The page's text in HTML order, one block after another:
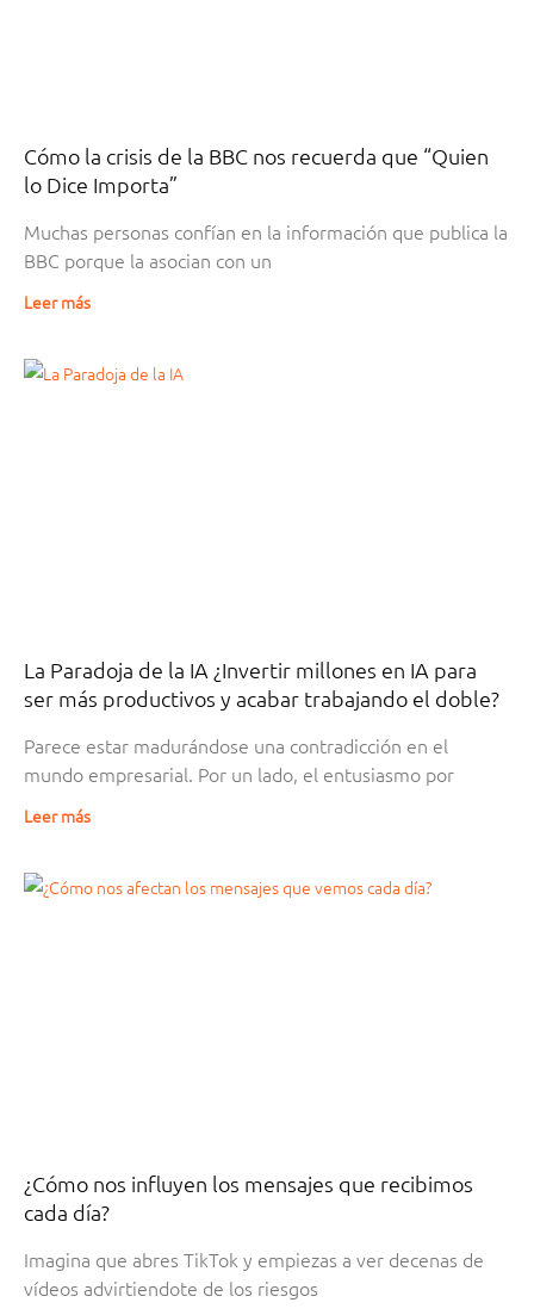
Cómo la crisis de la BBC nos recuerda que “Quien
lo Dice Importa”
Muchas personas confían en la información que publica la
BBC porque la asocian con un
Leer más
La Paradoja de la IA ¿Invertir millones en IA para
ser más productivos y acabar trabajando el doble?
Parece estar madurándose una contradicción en el
mundo empresarial. Por un lado, el entusiasmo por
Leer más
¿Cómo nos influyen los mensajes que recibimos
cada día?
Imagina que abres TikTok y empiezas a ver decenas de
vídeos advirtiendote de los riesgos